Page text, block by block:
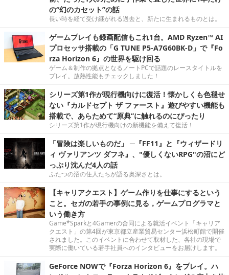
の“幻のカセット”の話
長い時を経て受け継がれる過去と、新たに生まれるものとは。
ゲームプレイも録画配信もこれ1台。AMD Ryzen™ AI
プロセッサ搭載の「G TUNE P5-A7G60BK-D」で『Fo
rza Horizon 6』の世界を駆け回る
ゲーム＆制作の拠点となるノートPCで話題のレースタイトルを
プレイ。放熱性能もチェックしました！
シリーズ第1作が現行機向けに復活！懐かしくも色褪せ
ない『カルドセプト ザ ファースト』遊びやすい機能も
搭載で、あらためて“原典”に触れるのにぴったり
シリーズ第1作が現行機向けの新機能を備えて復活！
「冒険は楽しいものだ」 ─『FF11』と『ウィザードリ
ィ ヴァリアンツ ダフネ』、"優しくないRPG"の沼にど
っぷり沈んだ4人の話
ふたつの沼の住人たちが語る奥深さとは。
【キャリアクエスト】ゲーム作りを仕事にするという
こと。セガの若手の事例に見る，ゲームプログラマと
いう働き方
Game*Sparkと4Gamerの合同による就活イベント「キャリア
クエスト」の第4回が東京都立産業貿易センター浜松町館で開催
されました。このイベントに合わせて取材した、各社の現場で
実際に働いている若手社員へのインタビューをお届けします。
GeForce NOWで『Forza Horizon 6』をプレイ。ハ